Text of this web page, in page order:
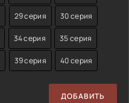
29 серия 30 серия
34 серия 35 серия
39 серия 40 серия
ДОБАВИТЬ